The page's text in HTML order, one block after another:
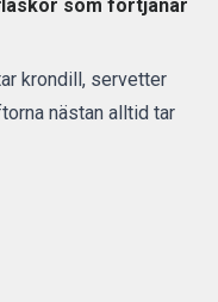
som förtjänar
krondill, servetter
nästan alltid tar